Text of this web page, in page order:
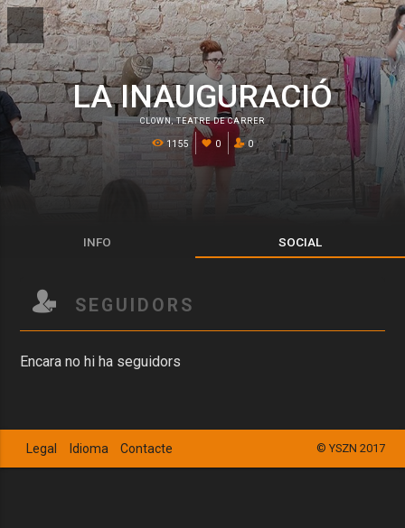
LA INAUGURACIÓ
CLOWN,TEATRE DE CARRER
1155 0 0
INFO SOCIAL
SEGUIDORS
Encara no hi ha seguidors
© YSZN 2017
Legal Idioma Contacte